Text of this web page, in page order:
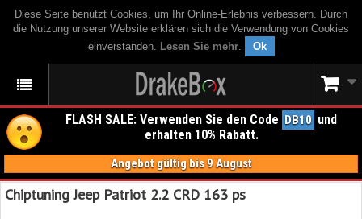
Diese Seite benutzt Cookies, um Ihr Online-Erlebnis verbessern. Durch
die Nutzung unserer Website erklären sich die Verwendung von Cookies
einverstanden. Lesen Sie mehr. Ok
FLASH SALE: Verwenden Sie den Code DB10 und
erhalten 10% Rabatt.
Angebot gültig bis 9 August
Chiptuning Jeep Patriot 2.2 CRD 163 ps